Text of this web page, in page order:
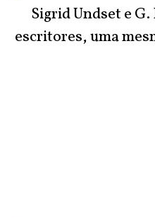
Sigrid Undset e
escritores, uma